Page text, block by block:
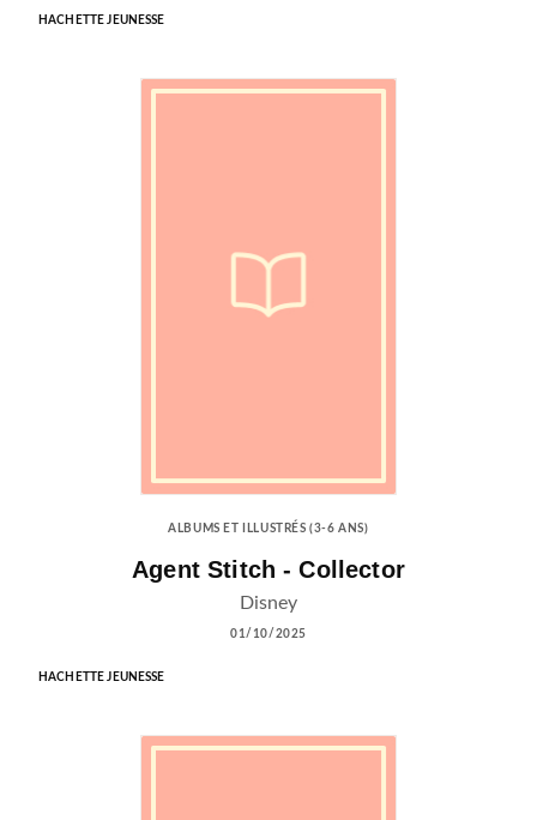
HACHETTE JEUNESSE
ALBUMS ET ILLUSTRÉS (3-6 ANS)
Agent Stitch - Collector
Disney
01/10/2025
HACHETTE JEUNESSE